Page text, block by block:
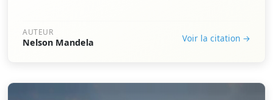
AUTEUR
Nelson Mandela Voir la citation →